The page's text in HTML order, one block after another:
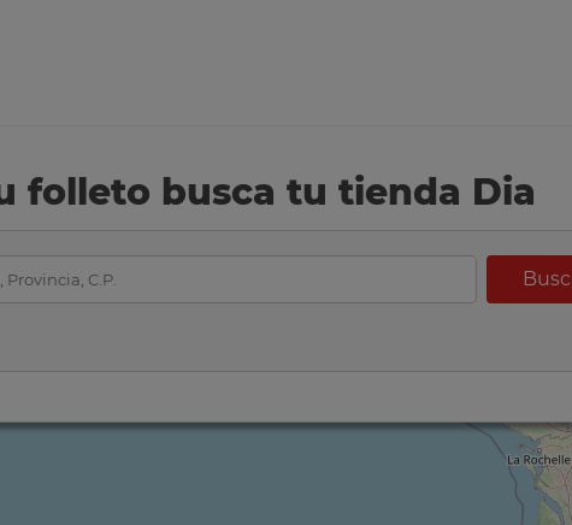
folleto busca tu tienda Dia